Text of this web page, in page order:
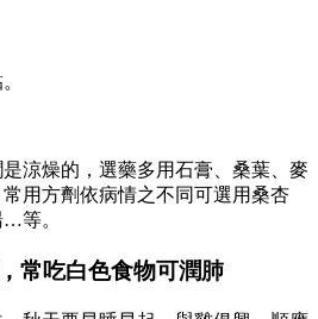
涼燥的，選藥多用石膏、桑葉、麥
用方劑依病情之不同可選用桑杏
等。
常吃白色食物可潤肺